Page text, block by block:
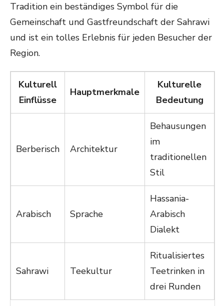
Tradition ein beständiges Symbol für die
Gemeinschaft und Gastfreundschaft der Sahrawi
und ist ein tolles Erlebnis für jeden Besucher der
Region.
Kulturell
Einflüsse
Hauptmerkmale
Kulturelle
Bedeutung
Berberisch Architektur
Behausungen
im
traditionellen
Stil
Arabisch Sprache
Hassania-
Arabisch
Dialekt
Sahrawi Teekultur
Ritualisiertes
Teetrinken in
drei Runden